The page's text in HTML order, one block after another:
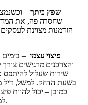
שפץ ביתך –
שחסרה פה, את המדף
הזדמנות מצוינת
פיצוי עצמי –
והצרכנים מרגישים
שירות שעלול להיתפס
בשעת הדחק. למשל, דיל
כמובן – יכול להוות
למופע, לקייטנה או למשחק עם חברים בפארק.